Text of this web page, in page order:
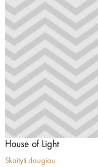
House of Light
Skaityti daugiau